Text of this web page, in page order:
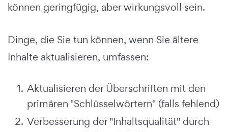
können geringfügig, aber wirkungsvoll sein.
Dinge, die Sie tun können, wenn Sie ältere
Inhalte aktualisieren, umfassen:
Aktualisieren der Überschriften mit den
primären "Schlüsselwörtern" (falls fehlend)
Verbesserung der "Inhaltsqualität" durch